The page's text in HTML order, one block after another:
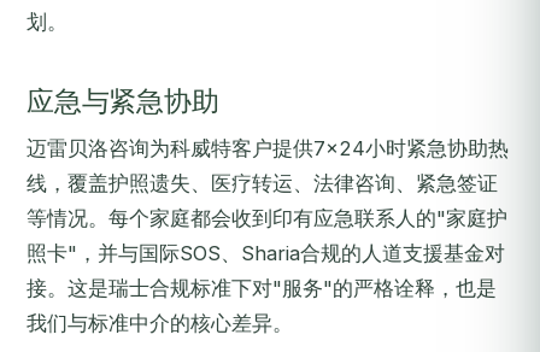
划。
应急与紧急协助
迈雷贝洛咨询为科威特客户提供7×24小时紧急协助热
线，覆盖护照遗失、医疗转运、法律咨询、紧急签证
等情况。每个家庭都会收到印有应急联系人的"家庭护
照卡"，并与国际SOS、Sharia合规的人道支援基金对
接。这是瑞士合规标准下对"服务"的严格诠释，也是
我们与标准中介的核心差异。